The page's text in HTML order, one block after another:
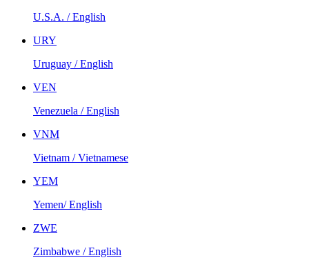
U.S.A. / English
URY
Uruguay / English
VEN
Venezuela / English
VNM
Vietnam / Vietnamese
YEM
Yemen/ English
ZWE
Zimbabwe / English